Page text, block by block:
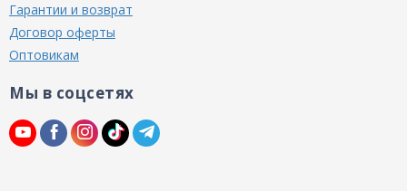
Гарантии и возврат
Договор оферты
Оптовикам
Мы в соцсетях